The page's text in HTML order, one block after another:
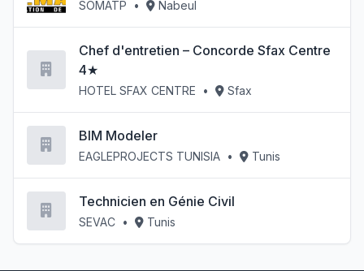
SOMATP • Nabeul
Chef d'entretien – Concorde Sfax Centre
4★
HOTEL SFAX CENTRE • Sfax
BIM Modeler
EAGLEPROJECTS TUNISIA • Tunis
Technicien en Génie Civil
SEVAC • Tunis